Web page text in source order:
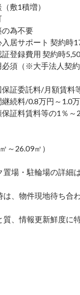
1積増）
為不要
サポート 契約時
録費用 契約時
（※大手法人契約
委託料/月額賃料
料/0.8万円～1.0
料賃料等の1％～
～26.09㎡）
場・駐輪場の詳細
、物件現地待ち合
、情報更新鮮度に